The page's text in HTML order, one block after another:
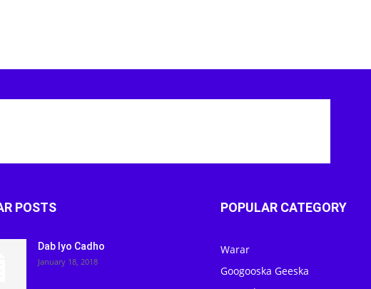
POSTS
Dab Iyo Cadho
January 18, 2018
POPULAR CATEGORY
Warar
Googooska Geeska